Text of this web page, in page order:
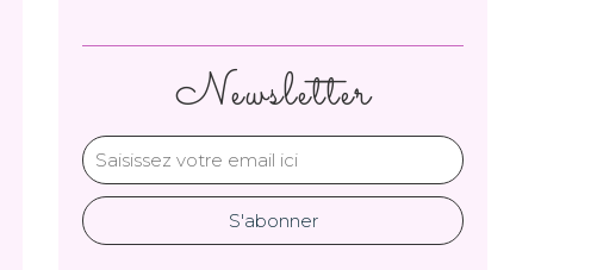
Newsletter